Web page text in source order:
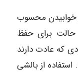
خوابیدن محسوب
برای حفظ
که عادت دارند
از بالشی